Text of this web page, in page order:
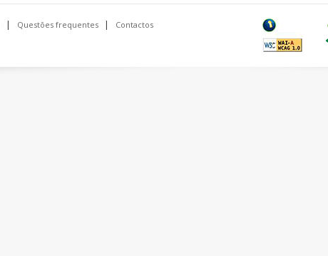
Questões frequentes Contactos